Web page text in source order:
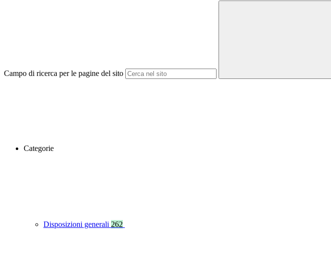
Campo di ricerca per le pagine del sito
Categorie
Disposizioni generali 262